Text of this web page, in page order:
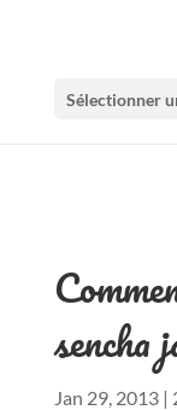
Sélectionner
sencha
Jan 29, 2013|